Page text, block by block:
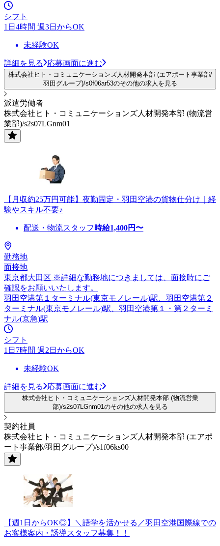
シフト
1日4時間 週3日からOK
未経験OK
詳細を見る 応募画面に進む
株式会社ヒト・コミュニケーションズ人材開発本部 (エアポート事業部/
羽田グループ)/s0f06ar53のその他の求人を見る
派遣労働者
株式会社ヒト・コミュニケーションズ人材開発本部 (物流営
業部)/s2s07LGnm01
【月収約25万円可能】夜勤固定・羽田空港の貨物仕分け｜経
験やスキル不要♪
配送・物流スタッフ 時給1,400円〜
勤務地
面接地
東京都大田区 ※詳細な勤務地につきましては、面接時にご
確認をお願いいたします。
羽田空港第１ターミナル(東京モノレール)駅、羽田空港第２
ターミナル(東京モノレール)駅、羽田空港第１・第２ターミ
ナル(京急)駅
シフト
1日7時間 週2日からOK
未経験OK
詳細を見る 応募画面に進む
株式会社ヒト・コミュニケーションズ人材開発本部 (物流営業
部)/s2s07LGnm01のその他の求人を見る
契約社員
株式会社ヒト・コミュニケーションズ人材開発本部 (エアポ
ート事業部/羽田グループ)/s1f06ks00
【週1日からOK◎】＼語学を活かせる／羽田空港国際線での
お客様案内・誘導スタッフ募集！！